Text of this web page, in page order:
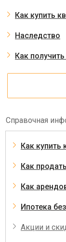
Как купить
Наследство
Как
Справочная
Как купить
Как
Как
Ипотека
Акции и